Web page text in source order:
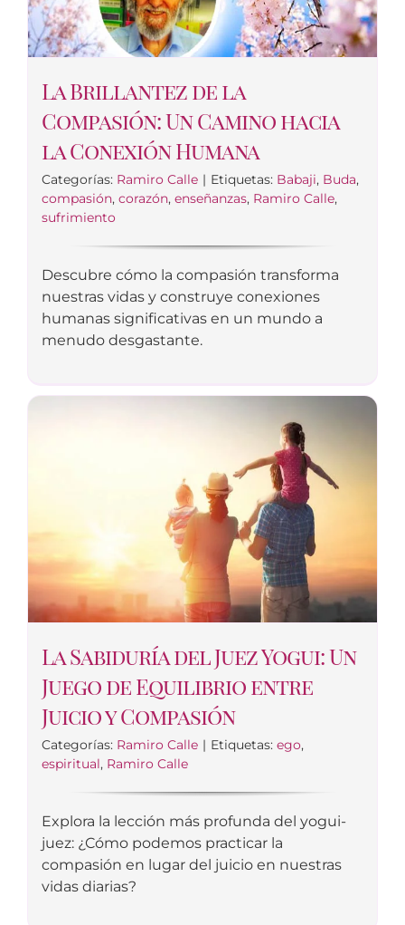
La Brillantez de la
Compasión: Un Camino hacia
la Conexión Humana
Categorías: Ramiro Calle | Etiquetas: Babaji, Buda,
compasión, corazón, enseñanzas, Ramiro Calle,
sufrimiento
Descubre cómo la compasión transforma
nuestras vidas y construye conexiones
humanas significativas en un mundo a
menudo desgastante.
La Sabiduría del Juez Yogui: Un
Juego de Equilibrio entre
Juicio y Compasión
Categorías: Ramiro Calle | Etiquetas: ego,
espiritual, Ramiro Calle
Explora la lección más profunda del yogui-
juez: ¿Cómo podemos practicar la
compasión en lugar del juicio en nuestras
vidas diarias?